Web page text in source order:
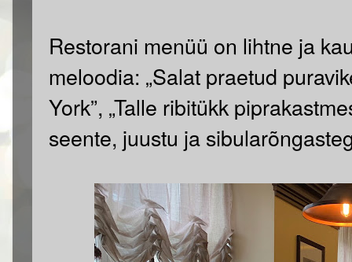
Restorani menüü on lihtne ja
meloodia: „Salat praetud
York”, „Talle ribitükk
seente, juustu ja